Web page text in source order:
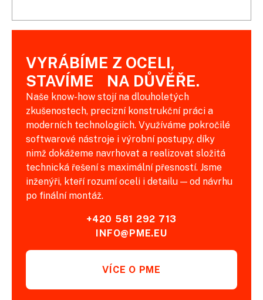
VYRÁBÍME Z OCELI,
STAVÍME NA DŮVĚŘE.
Naše know-how stojí na dlouholetých
zkušenostech, precizní konstrukční práci a
moderních technologiích. Využíváme pokročilé
softwarové nástroje i výrobní postupy, díky
nimž dokážeme navrhovat a realizovat složitá
technická řešení s maximální přesností. Jsme
inženýři, kteří rozumí oceli i detailu — od návrhu
po finální montáž.
+420 581 292 713
INFO@PME.EU
VÍCE O PME